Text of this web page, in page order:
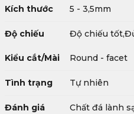
Kích thước 5 - 3,5mm
Độ chiếu Độ chiếu
Kiểu cắt/Mài Round - facet
Tình trạng Tự nhiên
Đánh giá Chất đá lành